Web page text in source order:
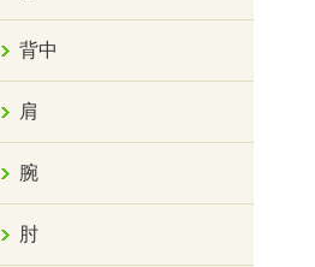
背中
肩
腕
肘